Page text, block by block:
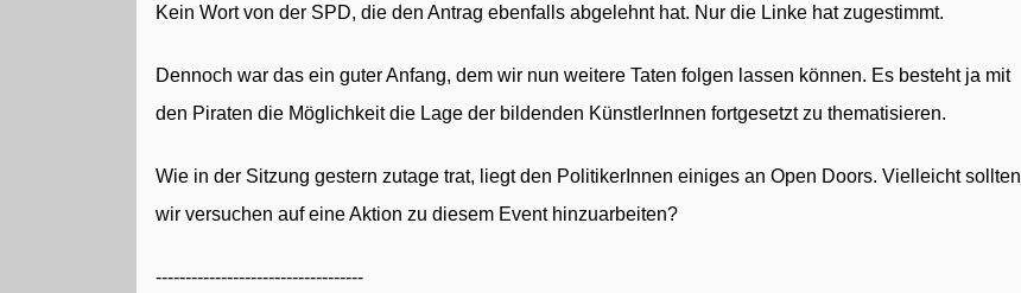
Kein Wort von der SPD, die den Antrag ebenfalls abgelehnt hat. Nur die Linke hat zugestimmt.
Dennoch war das ein guter Anfang, dem wir nun weitere Taten folgen lassen können. Es besteht ja mit
den Piraten die Möglichkeit die Lage der bildenden KünstlerInnen fortgesetzt zu thematisieren.
Wie in der Sitzung gestern zutage trat, liegt den PolitikerInnen einiges an Open Doors. Vielleicht sollten
wir versuchen auf eine Aktion zu diesem Event hinzuarbeiten?
-----------------------------------